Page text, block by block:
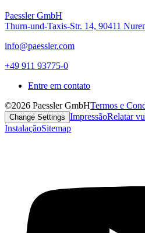
Paessler GmbH
Thurn-und-Taxis-Str. 14, 90411
info@paessler.com
+49 911 93775-0
Entre em contato
©2026 Paessler GmbHTermos e
Change Settings ImpressãoRelatar
InstalaçãoSitemap